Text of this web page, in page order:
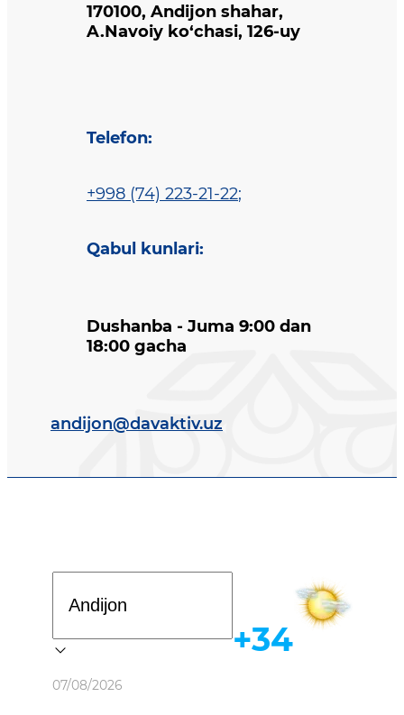
170100, Andijon shahar,
A.Navoiy ko‘chasi, 126-uy
Telefon:
+998 (74) 223-21-22;
Qabul kunlari:
Dushanba - Juma 9:00 dan
18:00 gacha
andijon@davaktiv.uz
Ob-havo
07/08/2026
+34